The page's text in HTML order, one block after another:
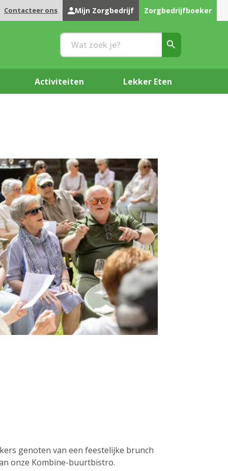
Contacteer ons Mijn Zorgbedrijf Zorgbedrijfboeker
Activiteiten Lekker Eten
genoten van een feestelijke brunch
onze Kombine-buurtbistro.